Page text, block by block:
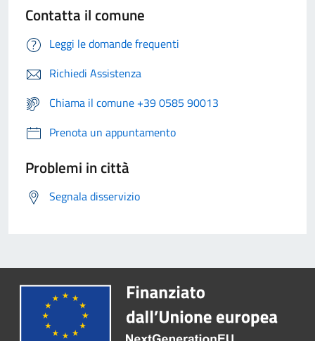
Contatta il comune
Leggi le domande frequenti
Richiedi Assistenza
Chiama il comune +39 0585 90013
Prenota un appuntamento
Problemi in città
Segnala disservizio